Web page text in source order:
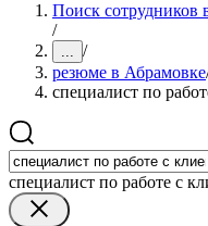
Поиск сотрудников
/
... /
резюме в Абрамовке
специалист по
специалист по работе с